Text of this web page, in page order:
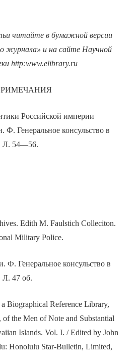
читайте в бумажной версии
журнала» и на сайте Научной
http:www.elibrary.ru
Российской империи
Генеральное консульство в
Л. 54—56.
Edith M. Faulstich Colleciton.
Military Police.
Генеральное консульство в
47 об.
Biographical Reference Library,
the Men of Note and Substantial
Islands. Vol. I. / Edited by John
Honolulu Star-Bulletin, Limited,